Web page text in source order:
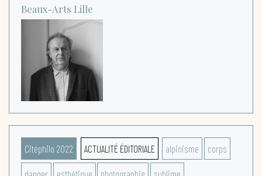
Beaux-Arts Lille
Citéphilo 2022 ACTUALITÉ ÉDITORIALE alpinisme corps
danger esthétique photographie sublime